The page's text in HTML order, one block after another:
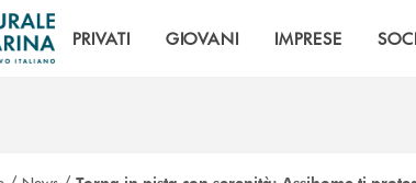
PRIVATI GIOVANI IMPRESE SOCI